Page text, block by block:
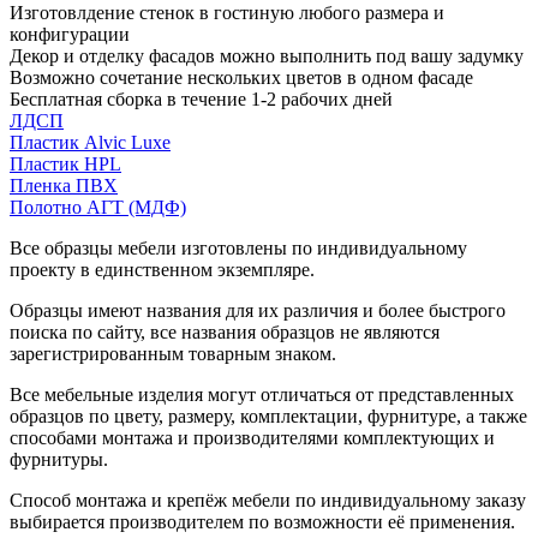
Изготовлдение стенок в гостиную любого размера и
конфигурации
Декор и отделку фасадов можно выполнить под вашу задумку
Возможно сочетание нескольких цветов в одном фасаде
Бесплатная сборка в течение 1-2 рабочих дней
ЛДСП
Пластик Alvic Luxe
Пластик HPL
Пленка ПВХ
Полотно АГТ (МДФ)
Все образцы мебели изготовлены по индивидуальному
проекту в единственном экземпляре.
Образцы имеют названия для их различия и более быстрого
поиска по сайту, все названия образцов не являются
зарегистрированным товарным знаком.
Все мебельные изделия могут отличаться от представленных
образцов по цвету, размеру, комплектации, фурнитуре, а также
способами монтажа и производителями комплектующих и
фурнитуры.
Способ монтажа и крепёж мебели по индивидуальному заказу
выбирается производителем по возможности её применения.